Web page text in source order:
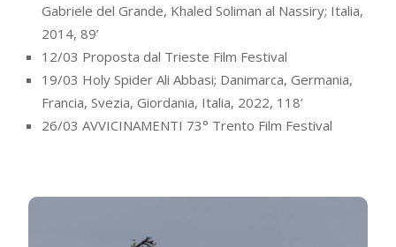
Gabriele del Grande, Khaled Soliman al Nassiry; Italia,
2014, 89’
12/03 Proposta dal Trieste Film Festival
19/03 Holy Spider Ali Abbasi; Danimarca, Germania,
Francia, Svezia, Giordania, Italia, 2022, 118’
26/03 AVVICINAMENTI 73° Trento Film Festival